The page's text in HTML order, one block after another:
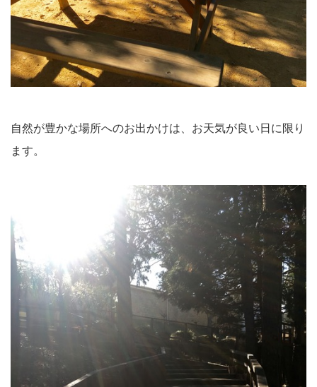
自然が豊かな場所へのお出かけは、お天気が良い日に限り
ます。